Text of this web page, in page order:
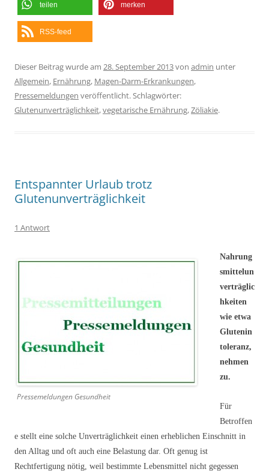
teilen merken
RSS-feed
Dieser Beitrag wurde am 28. September 2013von admin unter
Allgemein, Ernährung, Magen-Darm-Erkrankungen,
Pressemeldungen veröffentlicht. Schlagwörter:
Glutenunverträglichkeit,vegetarische Ernährung,Zöliakie.
Entspannter Urlaub trotz
Glutenunverträglichkeit
1 Antwort
Pressemeldungen Gesundheit
Nahrung
smittelun
verträglic
hkeiten
wie etwa
Glutenin
toleranz,
nehmen
zu.
Für
Betroffen
e stellt eine solche Unverträglichkeit einen erheblichen Einschnitt in
den Alltag und oft auch eine Belastung dar. Oft genug ist
Rechtfertigung nötig, weil bestimmte Lebensmittel nicht gegessen